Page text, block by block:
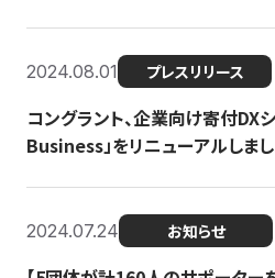
2024.08.01 プレスリリース
コングラント、企業向け寄付DX
Business」をリニューアルしま
2024.07.24 お知らせ